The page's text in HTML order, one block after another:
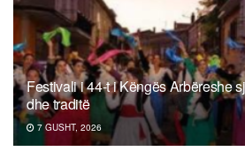
Festivali i 44-t i Këngës Arbëreshe
dhe traditë
7 GUSHT, 2026